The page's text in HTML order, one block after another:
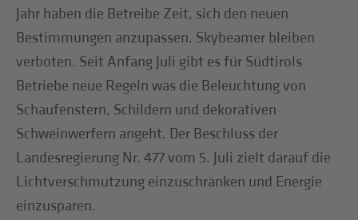
Jahr haben die Betreibe Zeit, sich den neuen
Bestimmungen anzupassen. Skybeamer bleiben
verboten. Seit Anfang Juli gibt es für Südtirols
Betriebe neue Regeln was die Beleuchtung von
Schaufenstern, Schildern und dekorativen
Schweinwerfern angeht. Der Beschluss der
Landesregierung Nr. 477 vom 5. Juli zielt darauf die
Lichtverschmutzung einzuschränken und Energie
einzusparen.